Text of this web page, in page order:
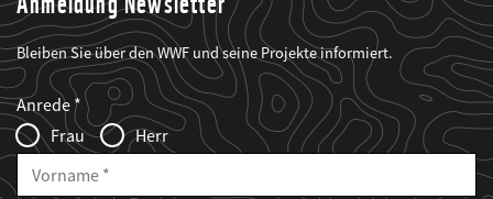
Bleiben Sie über den WWF und seine Projekte informiert.
Web2Case
Infofelder
Fieldset
anrede_name
Anrede
Frau
Herr
Vorname